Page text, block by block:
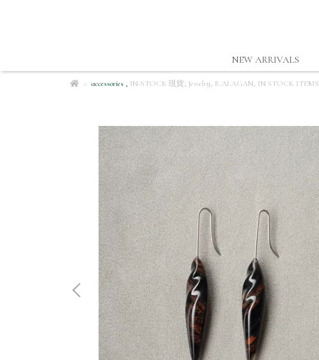
NEW ARRIVALS
accessories , IN-STOCK 現貨, Jewelry, R.ALAGAN, IN STOCK ITEMS